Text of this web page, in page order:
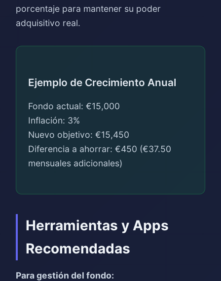
porcentaje para mantener su poder
adquisitivo real.
Ejemplo de Crecimiento Anual
Fondo actual: €15,000
Inflación: 3%
Nuevo objetivo: €15,450
Diferencia a ahorrar: €450 (€37.50
mensuales adicionales)
Herramientas y Apps
Recomendadas
Para gestión del fondo: